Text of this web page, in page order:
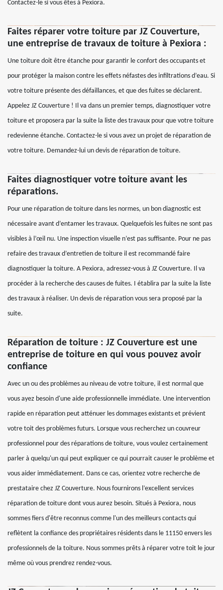
Contactez-le si vous êtes à Pexiora.
Faites réparer votre toiture par JZ Couverture,
une entreprise de travaux de toiture à Pexiora :
Une toiture doit être étanche pour garantir le confort des occupants et
pour protéger la maison contre les effets néfastes des infiltrations d’eau. Si
votre toiture présente des défaillances, et que des fuites se déclarent.
Appelez JZ Couverture ! Il va dans un premier temps, diagnostiquer votre
toiture et proposera par la suite la liste des travaux pour que votre toiture
redevienne étanche. Contactez-le si vous avez un projet de réparation de
votre toiture. Demandez-lui un devis de réparation de toiture.
Faites diagnostiquer votre toiture avant les
réparations.
Pour une réparation de toiture dans les normes, un bon diagnostic est
nécessaire avant d’entamer les travaux. Quelquefois les fuites ne sont pas
visibles à l’œil nu. Une inspection visuelle n’est pas suffisante. Pour ne pas
refaire des travaux d’entretien de toiture il est recommandé faire
diagnostiquer la toiture. A Pexiora, adressez-vous à JZ Couverture. Il va
procéder à la recherche des causes de fuites. I établira par la suite la liste
des travaux à réaliser. Un devis de réparation vous sera proposé par la
suite.
Réparation de toiture : JZ Couverture est une
entreprise de toiture en qui vous pouvez avoir
confiance
Avec un ou des problèmes au niveau de votre toiture, il est normal que
vous ayez besoin d'une aide professionnelle immédiate. Une intervention
rapide en réparation peut atténuer les dommages existants et prévient
votre toit des problèmes futurs. Lorsque vous recherchez un couvreur
professionnel pour des réparations de toiture, vous voulez certainement
parler à quelqu'un qui peut expliquer ce qui pourrait causer le problème et
vous aider immédiatement. Dans ce cas, orientez votre recherche de
prestataire chez JZ Couverture. Nous fournirons l’excellent services
réparation de toiture dont vous aurez besoin. Situés à Pexiora, nous
sommes fiers d'être reconnus comme l'un des meilleurs contacts qui
reflètent la confiance des propriétaires résidents dans le 11150 envers les
professionnels de la toiture. Nous sommes prêts à réparer votre toit le jour
même où vous prendrez rendez-vous.